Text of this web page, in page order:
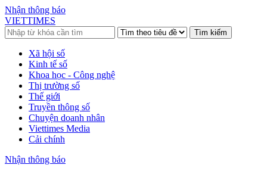
Nhận thông báo
VIETTIMES
Tìm kiếm
Xã hội số
Kinh tế số
Khoa học - Công nghệ
Thị trường số
Thế giới
Truyền thông số
Chuyện doanh nhân
Viettimes Media
Cải chính
Nhận thông báo